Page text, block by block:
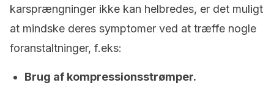
karsprængninger ikke kan helbredes, er det muligt
at mindske deres symptomer ved at træffe nogle
foranstaltninger, f.eks:
Brug af kompressionsstrømper.